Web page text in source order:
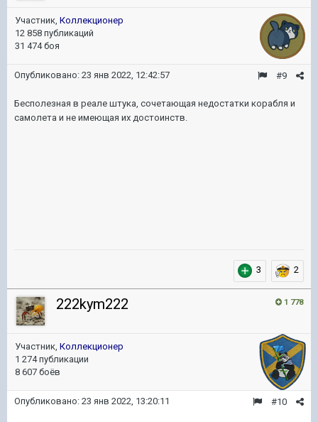
Участник, Коллекционер
12 858 публикаций
31 474 боя
#9
Опубликовано: 23 янв 2022, 12:42:57
Бесполезная в реале штука, сочетающая недостатки корабля и
самолета и не имеющая их достоинств.
3 2
1 778
222kym222
Участник, Коллекционер
1 274 публикации
8 607 боёв
#10
Опубликовано: 23 янв 2022, 13:20:11